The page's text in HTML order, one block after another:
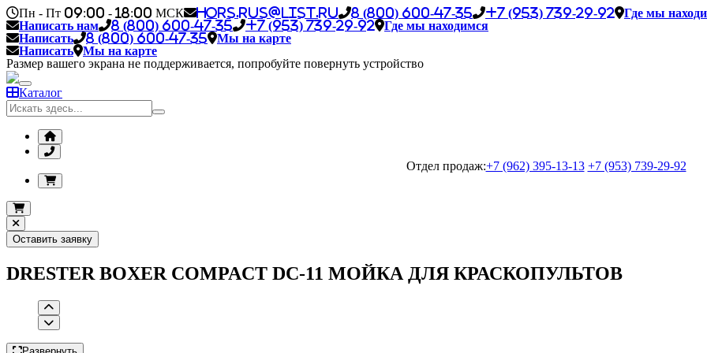
Пн - Пт 09:00 - 18:00 МСК hors.rus@list.ru 8 (800) 600-47-35 +7 (953) 739-29-92
Где мы
Написать нам
8 (800) 600-47-35 +7 (953) 739-29-92
Где мы находимся
Написать
8 (800) 600-47-35
Мы на карте
Написать
Мы на карте
Размер вашего экрана не поддерживается, попробуйте повернуть устройство
Каталог
Отдел продаж:+7 (962) 395-13-13 +7 (953) 739-29-92
Оставить заявку
DRESTER BOXER COMPACT DC-11 МОЙКА ДЛЯ КРАСКОПУЛЬТОВ